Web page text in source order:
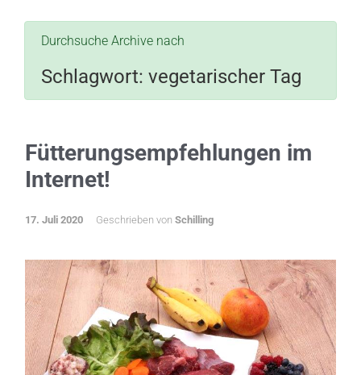
Durchsuche Archive nach
Schlagwort: vegetarischer Tag
Fütterungsempfehlungen im
Internet!
17. Juli 2020 Geschrieben von Schilling